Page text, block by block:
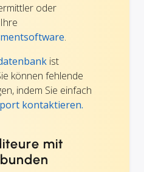
oder
.
ist
können fehlende
indem Sie einfach
kontaktieren.
mit